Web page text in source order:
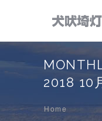
2018 10
Home